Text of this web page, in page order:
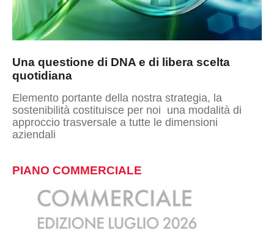
Una questione di DNA e di libera scelta
quotidiana
Elemento portante della nostra strategia, la
sostenibilità costituisce per noi una modalità di
approccio trasversale a tutte le dimensioni
aziendali
PIANO COMMERCIALE